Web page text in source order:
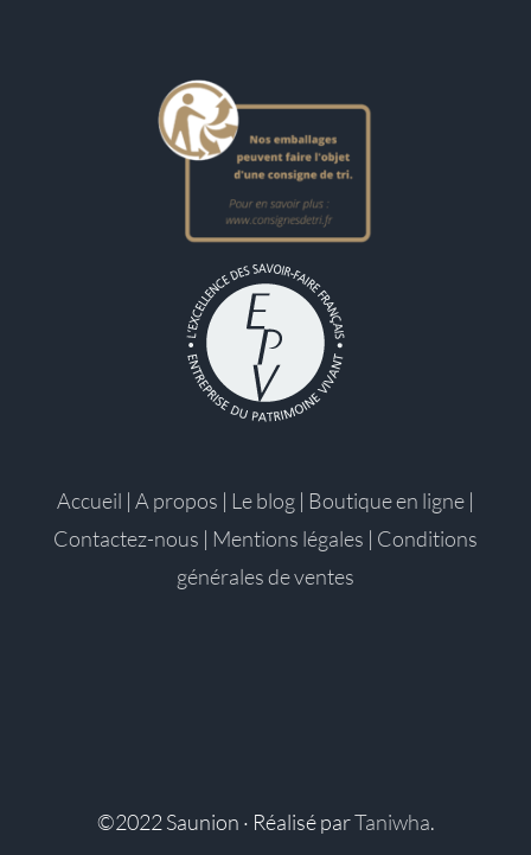
Accueil | A propos | Le blog | Boutique en ligne |
Contactez-nous | Mentions légales | Conditions
générales de ventes
©2022 Saunion · Réalisé parTaniwha.